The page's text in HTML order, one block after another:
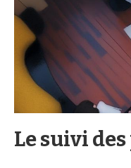
Le suivi